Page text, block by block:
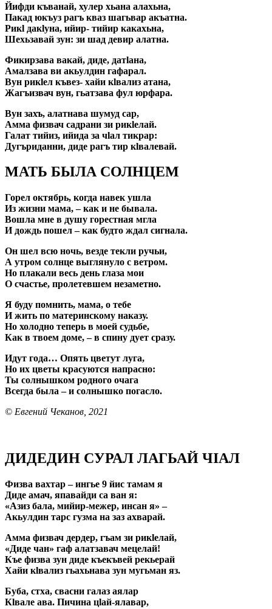
Йифди къванай, хулер хьана алахьна,
Пакад юкъуз рагъ кваз шагьвар акъатна.
Рикl дакlуна, ийир- тийир какахьна,
Шехьзавай зун: зи шад девир алатна.
Фикирзава вакай, диде, датlана,
Амалзава ви акьулдин гафарал.
Вун рикlел къвез- хайи кlвализ атана,
Жагъизвач вун, гьатзава фул юрфара.
Вун захъ, алатнава шумуд сар,
Амма физвач садрани зи рикlелай.
Галат тийиз, ийида за чlал тикрар:
Дугъриданни, диде рагъ тир кlвалевай.
МАТЬ БЫЛА СОЛНЦЕМ
Горел октябрь, когда навек ушла
Из жизни мама, – как и не бывала.
Вошла мне в душу горестная мгла
И дождь пошел – как будто ждал сигнала.
Он шел всю ночь, везде текли ручьи,
А утром солнце выглянуло с ветром.
Но плакали весь день глаза мои
О счастье, пролетевшем незаметно.
Я буду помнить, мама, о тебе
И жить по материнскому наказу.
Но холодно теперь в моей судьбе,
Как в твоем доме, – в спину дует сразу.
Идут года… Опять цветут луга,
Но их цветы красуются напрасно:
Ты солнышком родного очага
Всегда была – и солнышко погасло.
© Евгений Чеканов, 2021
ДИДЕДИН СУРАЛ ЛАГЬАЙ ЧIАЛ
Физва вахтар – ингье 9 йис тамам я
Диде амач, япавайди са ван я:
«Азиз бала, мийир-межер, инсан я» –
Акьулдин тарс гузма на заз ахварай.
Амма физвач дердер, гъам зи рикlелай,
«Диде чан» гаф алатзавач мецелай!
Къе физва зун диде къекъвей рекьерай
Хайи кlвализ гьахьнава зун мугьман яз.
Буба, стха, свасни галаз аялар
Кlвале ава. Пичина цlай-ялавар,